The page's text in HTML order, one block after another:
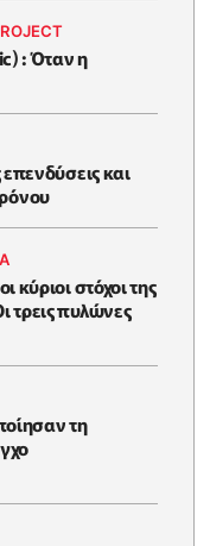
: Όταν η
επενδύσεις και
κύριοι στόχοι της
τρεις πυλώνες
τη